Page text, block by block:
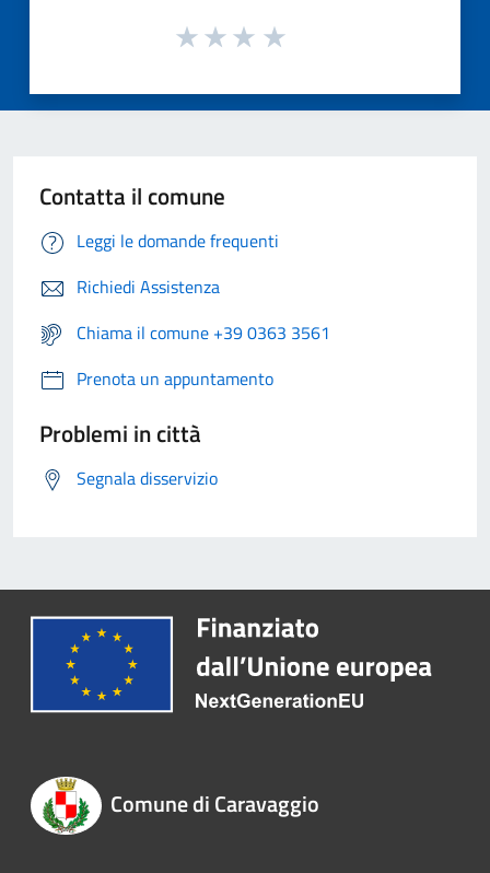
Contatta il comune
Leggi le domande frequenti
Richiedi Assistenza
Chiama il comune +39 0363 3561
Prenota un appuntamento
Problemi in città
Segnala disservizio
Comune di Caravaggio